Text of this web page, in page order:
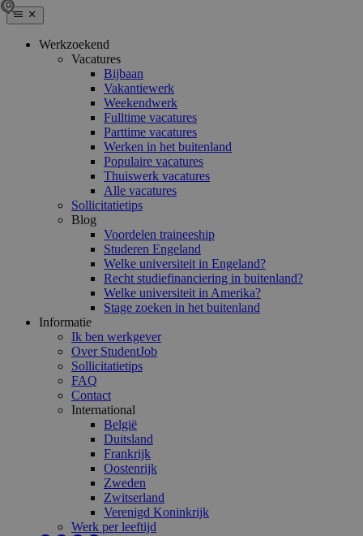
Werkzoekend
Vacatures
Bijbaan
Vakantiewerk
Weekendwerk
Fulltime vacatures
Parttime vacatures
Werken in het buitenland
Populaire vacatures
Thuiswerk vacatures
Alle vacatures
Sollicitatietips
Blog
Voordelen traineeship
Studeren Engeland
Welke universiteit in Engeland?
Recht studiefinanciering in buitenland?
Welke universiteit in Amerika?
Stage zoeken in het buitenland
Informatie
Ik ben werkgever
Over StudentJob
Sollicitatietips
FAQ
Contact
International
België
Duitsland
Frankrijk
Oostenrijk
Zweden
Zwitserland
Verenigd Koninkrijk
Werk per leeftijd